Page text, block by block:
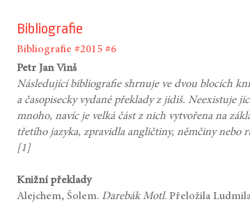
Bibliografie
Bibliografie #2015 #6
Petr Jan Vinš
Následující bibliografie shrnuje ve dvou blocích
a časopisecky vydané překlady z jidiš. Neexistuje
mnoho, navíc je velká část z nich vytvořena na
třetího jazyka, zpravidla angličtiny, němčiny nebo
[1]
Knižní překlady
Alejchem, Šolem. Darebák Motl. Přeložila